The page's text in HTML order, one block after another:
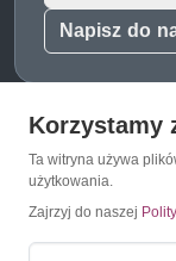
Napisz do
O
O nas
Korzystamy
Ta witryna używa
użytkowania.
Zajrzyj do naszej